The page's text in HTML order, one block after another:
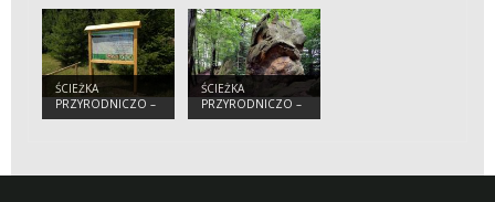
ZDRÓJ”
ŚCIEŻKA
PRZYRODNICZO –
DYDAKTYCZNA
ŚCIEŻKA
PRZYRODNICZO –
DYDAKTYCZNA